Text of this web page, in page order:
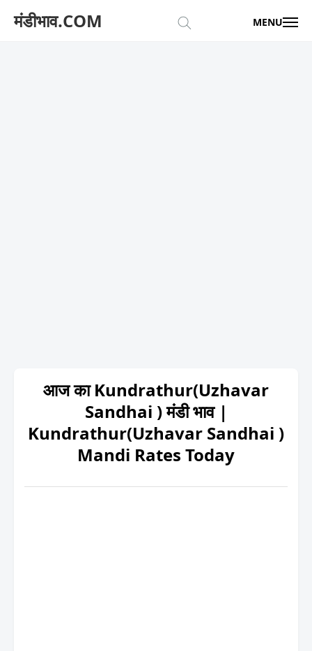
मंडीभाव.COM MENU
आज का Kundrathur(Uzhavar
Sandhai ) मंडी भाव |
Kundrathur(Uzhavar Sandhai )
Mandi Rates Today